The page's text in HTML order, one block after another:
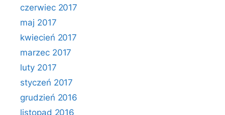
czerwiec 2017
maj 2017
kwiecień 2017
marzec 2017
luty 2017
styczeń 2017
grudzień 2016
listopad 2016